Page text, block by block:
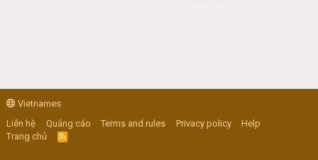
Vietnames
Liên hệ
Quảng cáo Terms and rules Privacy policy
Help
Trang chủ
R
S